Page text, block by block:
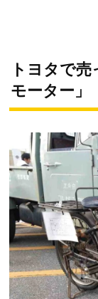
トヨタで
モーター」